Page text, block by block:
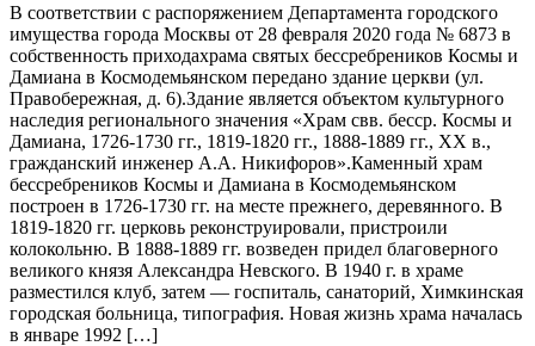
В соответствии с распоряжением Департамента городского
имущества города Москвы от 28 февраля 2020 года № 6873 в
собственность приходахрама святых бессребреников Космы и
Дамиана в Космодемьянском передано здание церкви (ул.
Правобережная, д. 6).Здание является объектом культурного
наследия регионального значения «Храм свв. бесср. Космы и
Дамиана, 1726-1730 гг., 1819-1820 гг., 1888-1889 гг., XX в.,
гражданский инженер А.А. Никифоров».Каменный храм
бессребреников Космы и Дамиана в Космодемьянском
построен в 1726-1730 гг. на месте прежнего, деревянного. В
1819-1820 гг. церковь реконструировали, пристроили
колокольню. В 1888-1889 гг. возведен придел благоверного
великого князя Александра Невского. В 1940 г. в храме
разместился клуб, затем — госпиталь, санаторий, Химкинская
городская больница, типография. Новая жизнь храма началась
в январе 1992 […]